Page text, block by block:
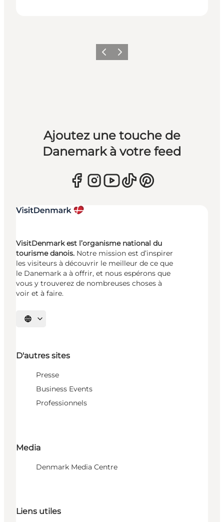
PrécédentSuivant
Ajoutez une touche de
Danemark à votre feed
VisitDenmark est l’organisme national du
tourisme danois. Notre mission est d’inspirer
les visiteurs à découvrir le meilleur de ce que
le Danemark a à offrir, et nous espérons que
vous y trouverez de nombreuses choses à
voir et à faire.
Choisissez la langue
D'autres sites
Presse
Business Events
Professionnels
Media
Denmark Media Centre
Liens utiles